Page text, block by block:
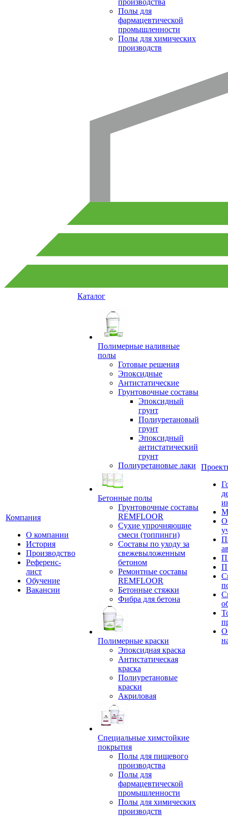
производства
Полы для
фармацевтической
промышленности
Полы для химических
производств
Компания
О компании
История
Производство
Референс-
лист
Обучение
Вакансии
Каталог
Полимерные наливные
полы
Готовые решения
Эпоксидные
Антистатические
Грунтовочные составы
Эпоксидный
грунт
Полиуретановый
грунт
Эпоксидный
антистатический
грунт
Полиуретановые лаки
Бетонные полы
Грунтовочные составы
REMFLOOR
Сухие упрочняющие
смеси (топпинги)
Составы по уходу за
свежевыложенным
бетоном
Ремонтные составы
REMFLOOR
Бетонные стяжки
Фибра для бетона
Полимерные краски
Эпоксидная краска
Антистатическая
краска
Полиуретановые
краски
Акриловая
Специальные химстойкие
покрытия
Полы для пищевого
производства
Полы для
фармацевтической
промышленности
Полы для химических
производств